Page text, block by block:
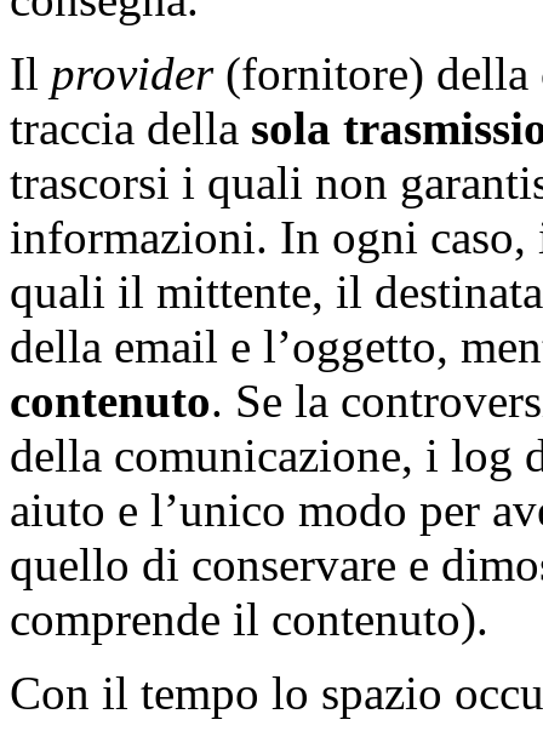
Il provider(fornitore) della
traccia della sola
trascorsi i quali non
informazioni. In ogni
quali il mittente, il
della email e l’oggetto,
contenuto. Se la
della comunicazione, i log
aiuto e l’unico modo per
quello di conservare e
comprende il contenuto).
Con il tempo lo spazio